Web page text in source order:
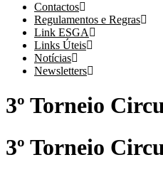
Contactos
Regulamentos e Regras
Link ESGA
Links Úteis
Notícias
Newsletters
3º Torneio
3º Torneio